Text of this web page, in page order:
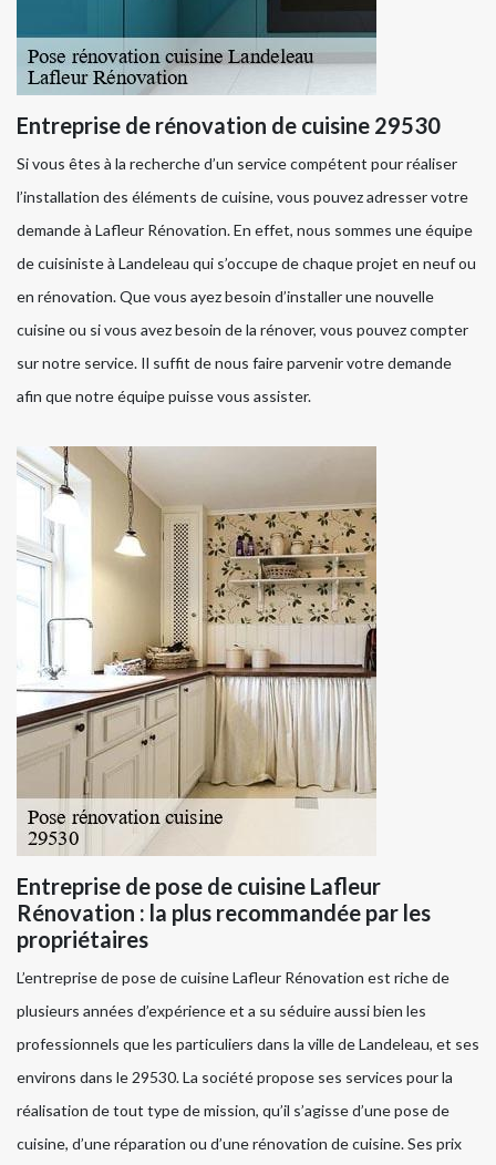
Entreprise de rénovation de cuisine 29530
Si vous êtes à la recherche d’un service compétent pour réaliser
l’installation des éléments de cuisine, vous pouvez adresser votre
demande à Lafleur Rénovation. En effet, nous sommes une équipe
de cuisiniste à Landeleau qui s’occupe de chaque projet en neuf ou
en rénovation. Que vous ayez besoin d’installer une nouvelle
cuisine ou si vous avez besoin de la rénover, vous pouvez compter
sur notre service. Il suffit de nous faire parvenir votre demande
afin que notre équipe puisse vous assister.
Entreprise de pose de cuisine Lafleur
Rénovation : la plus recommandée par les
propriétaires
L’entreprise de pose de cuisine Lafleur Rénovation est riche de
plusieurs années d’expérience et a su séduire aussi bien les
professionnels que les particuliers dans la ville de Landeleau, et ses
environs dans le 29530. La société propose ses services pour la
réalisation de tout type de mission, qu’il s’agisse d’une pose de
cuisine, d’une réparation ou d’une rénovation de cuisine. Ses prix